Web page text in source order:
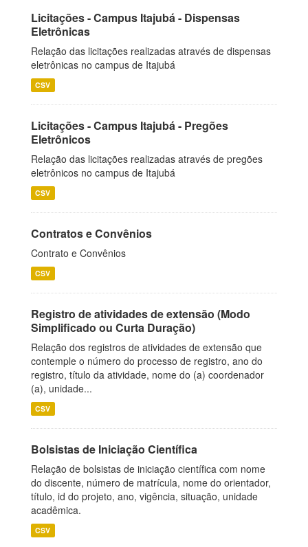
Licitações - Campus Itajubá - Dispensas
Eletrônicas
Relação das licitações realizadas através de dispensas
eletrônicas no campus de Itajubá
CSV
Licitações - Campus Itajubá - Pregões
Eletrônicos
Relação das licitações realizadas através de pregões
eletrônicos no campus de Itajubá
CSV
Contratos e Convênios
Contrato e Convênios
CSV
Registro de atividades de extensão (Modo
Simplificado ou Curta Duração)
Relação dos registros de atividades de extensão que
contemple o número do processo de registro, ano do
registro, título da atividade, nome do (a) coordenador
(a), unidade...
CSV
Bolsistas de Iniciação Científica
Relação de bolsistas de iniciação científica com nome
do discente, número de matrícula, nome do orientador,
título, id do projeto, ano, vigência, situação, unidade
acadêmica.
CSV